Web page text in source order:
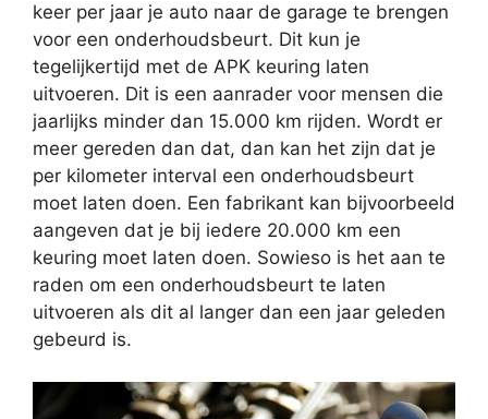
keer per jaar je auto naar de garage te brengen
voor een onderhoudsbeurt. Dit kun je
tegelijkertijd met de APK keuring laten
uitvoeren. Dit is een aanrader voor mensen die
jaarlijks minder dan 15.000 km rijden. Wordt er
meer gereden dan dat, dan kan het zijn dat je
per kilometer interval een onderhoudsbeurt
moet laten doen. Een fabrikant kan bijvoorbeeld
aangeven dat je bij iedere 20.000 km een
keuring moet laten doen. Sowieso is het aan te
raden om een onderhoudsbeurt te laten
uitvoeren als dit al langer dan een jaar geleden
gebeurd is.